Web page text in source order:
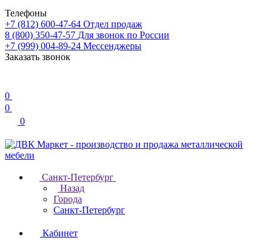
Телефоны
+7 (812) 600-47-64 Отдел продаж
8 (800) 350-47-57 Для звонок по России
+7 (999) 004-89-24 Мессенджеры
Заказать звонок
0
0
0
Санкт-Петербург
Назад
Города
Санкт-Петербург
Кабинет